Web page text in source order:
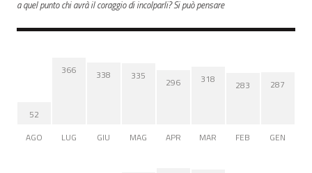
a quel punto chi avrà il coraggio di incolparli? Si può pensare
52
AGO
366
LUG
338
GIU
335
MAG
296
APR
318
MAR
283
FEB
287
GEN